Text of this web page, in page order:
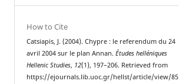
How to Cite
Catsiapis, J. (2004). Chypre : le referendum du 24
avril 2004 sur le plan Annan.Études helléniques
Hellenic Studies, 12(1), 197–206. Retrieved from
https://ejournals.lib.uoc.gr/hellst/article/view/85